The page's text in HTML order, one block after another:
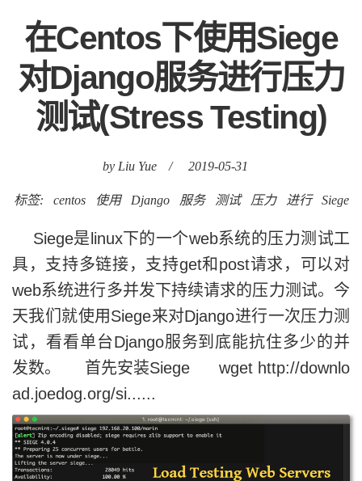
测试(Stress Testing)
by Liu Yue 2019-05-31
标签: centos 使用 Django 服务 测试 压力 进行 Siege
web系统进行多并发下持续请求的压力测试。今
天我们就使用Siege来对Django进行一次压力测
试，看看单台Django服务到底能抗住多少的并
发数。 首先安装Siege wget http://downlo
ad.joedog.org/si......